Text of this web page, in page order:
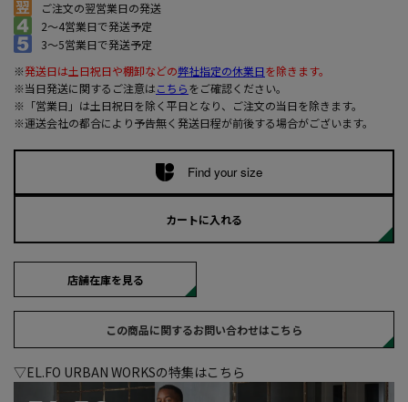
ご注文の翌営業日の発送
2～4営業日で発送予定
3～5営業日で発送予定
※発送日は土日祝日や棚卸などの弊社指定の休業日を除きます。
※当日発送に関するご注意はこちらをご確認ください。
※「営業日」は土日祝日を除く平日となり、ご注文の当日を除きます。
※運送会社の都合により予告無く発送日程が前後する場合がございます。
Find your size
カートに入れる
店舗在庫を見る
この商品に関するお問い合わせはこちら
▽EL.FO URBAN WORKSの特集はこちら